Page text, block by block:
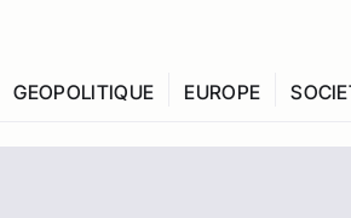
GEOPOLITIQUE EUROPE